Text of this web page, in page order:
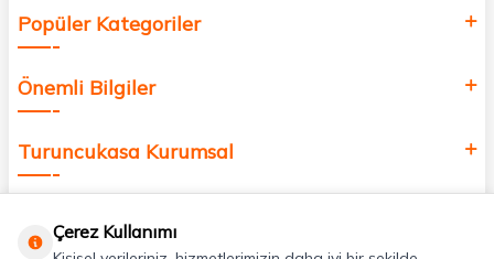
Popüler Kategoriler
Önemli Bilgiler
Turuncukasa Kurumsal
Çerez Kullanımı